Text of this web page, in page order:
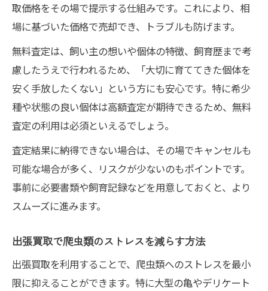
取価格をその場で提示する仕組みです。これにより、相
場に基づいた価格で売却でき、トラブルも防げます。
無料査定は、飼い主の想いや個体の特徴、飼育歴まで考
慮したうえで行われるため、「大切に育ててきた個体を
安く手放したくない」という方にも安心です。特に希少
種や状態の良い個体は高額査定が期待できるため、無料
査定の利用は必須といえるでしょう。
査定結果に納得できない場合は、その場でキャンセルも
可能な場合が多く、リスクが少ないのもポイントです。
事前に必要書類や飼育記録などを用意しておくと、より
スムーズに進みます。
出張買取で爬虫類のストレスを減らす方法
出張買取を利用することで、爬虫類へのストレスを最小
限に抑えることができます。特に大型の亀やデリケート